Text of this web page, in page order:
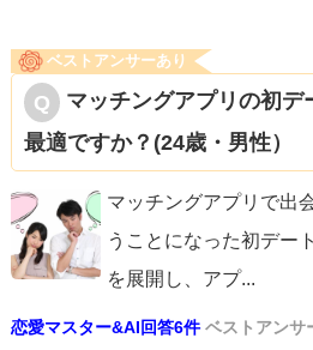
ベストアンサーあり
マッチングアプリの初デ
最適ですか？(24歳・男性）
マッチングアプリで出
うことになった初デー
を展開し、アプ...
恋愛マスター&AI回答6件 ベストアンサ